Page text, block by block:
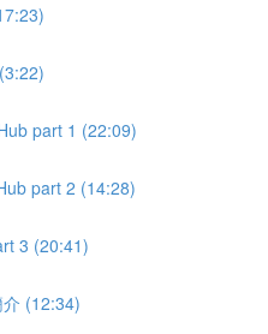
part 1 (22:09)
part 2 (14:28)
3 (20:41)
(12:34)